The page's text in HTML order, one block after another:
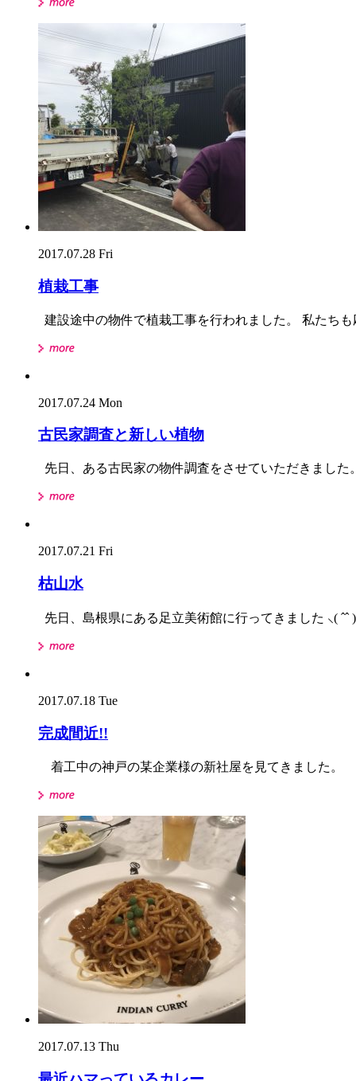
2017.07.28 Fri
植栽工事
建設途中の物件で植栽工事を行われました。 私た
2017.07.24 Mon
古民家調査と新しい植物
先日、ある古民家の物件調査をさせていただきま
2017.07.21 Fri
枯山水
先日、島根県にある足立美術館に行ってきました ⸜(
2017.07.18 Tue
完成間近!!
着工中の神戸の某企業様の新社屋を見てきました
2017.07.13 Thu